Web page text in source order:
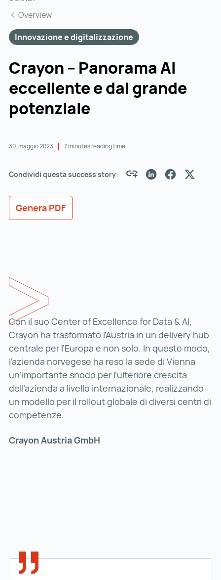
Overview
Innovazione e digitalizzazione
Crayon – Panorama AI
eccellente e dal grande
potenziale
30. maggio 2023 7 minutes reading time
Condividi questa success story:
Genera PDF
Con il suo Center of Excellence for Data & AI,
Crayon ha trasformato l’Austria in un delivery hub
centrale per l’Europa e non solo. In questo modo,
l’azienda norvegese ha reso la sede di Vienna
un’importante snodo per l’ulteriore crescita
dell’azienda a livello internazionale, realizzando
un modello per il rollout globale di diversi centri di
competenze.
Crayon Austria GmbH